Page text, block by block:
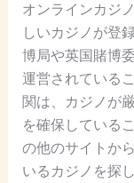
オンラインカジ
しいカジノが登
博局や英国賭博
運営されている
関は、カジノが
を確保している
の他のサイトか
いるカジノを探